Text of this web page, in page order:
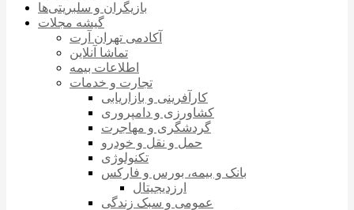
بازیگران و سلبریتی‌ها
گیشه مجلات
آکادمی تهران آرت
تماشا آنلاین
اطلاعات بیمه
تجارت و خدمات
کارآفرینی و بازاریابی
کشاورزی و دامپروری
گردشگری و مهاجرت
حمل و نقل و خودرو
تکنولوژی
بانک و بیمه، بورس و فارکس
ارزدیجیتال
عمومی و سبک زندگی